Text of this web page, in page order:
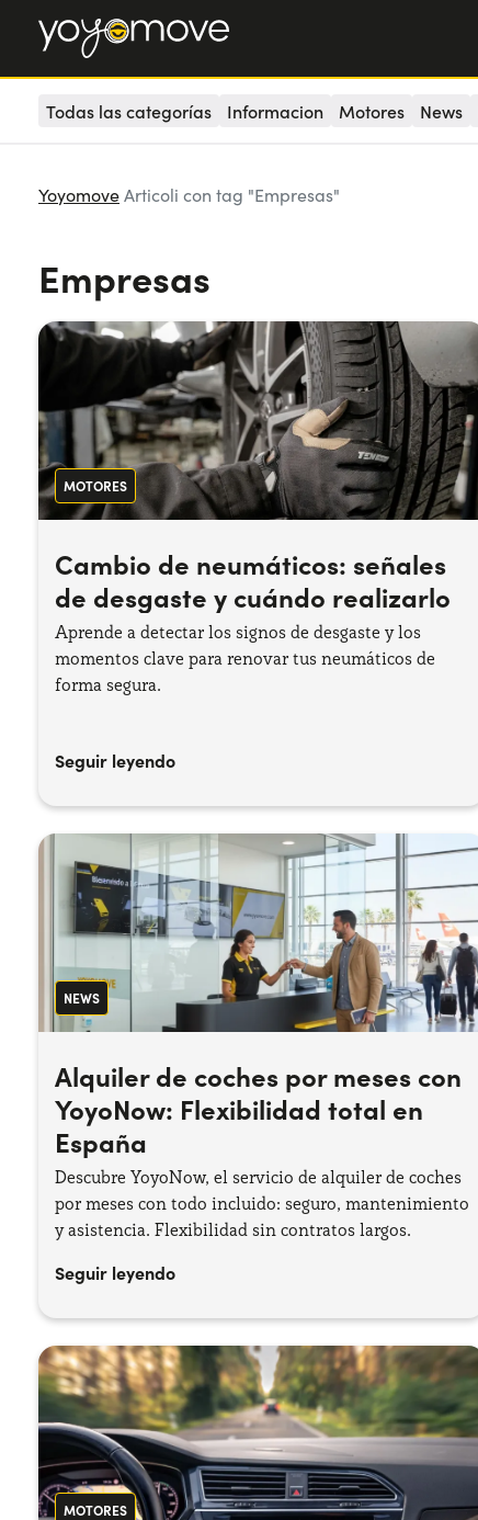
Todas las categorías Informacion Motores News
YoyomoveArticoli con tag "Empresas"
Empresas
MOTORES
Cambio de neumáticos: señales
de desgaste y cuándo realizarlo
Aprende a detectar los signos de desgaste y los
momentos clave para renovar tus neumáticos de
forma segura.
Seguir leyendo
NEWS
Alquiler de coches por meses con
YoyoNow: Flexibilidad total en
España
Descubre YoyoNow, el servicio de alquiler de coches
por meses con todo incluido: seguro, mantenimiento
y asistencia. Flexibilidad sin contratos largos.
Seguir leyendo
MOTORES